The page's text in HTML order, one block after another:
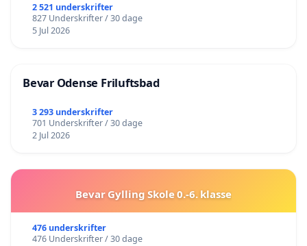
2 521 underskrifter
827 Underskrifter / 30 dage
5 Jul 2026
Bevar Odense Friluftsbad
3 293 underskrifter
701 Underskrifter / 30 dage
2 Jul 2026
Bevar Gylling Skole 0.-6. klasse
476 underskrifter
476 Underskrifter / 30 dage